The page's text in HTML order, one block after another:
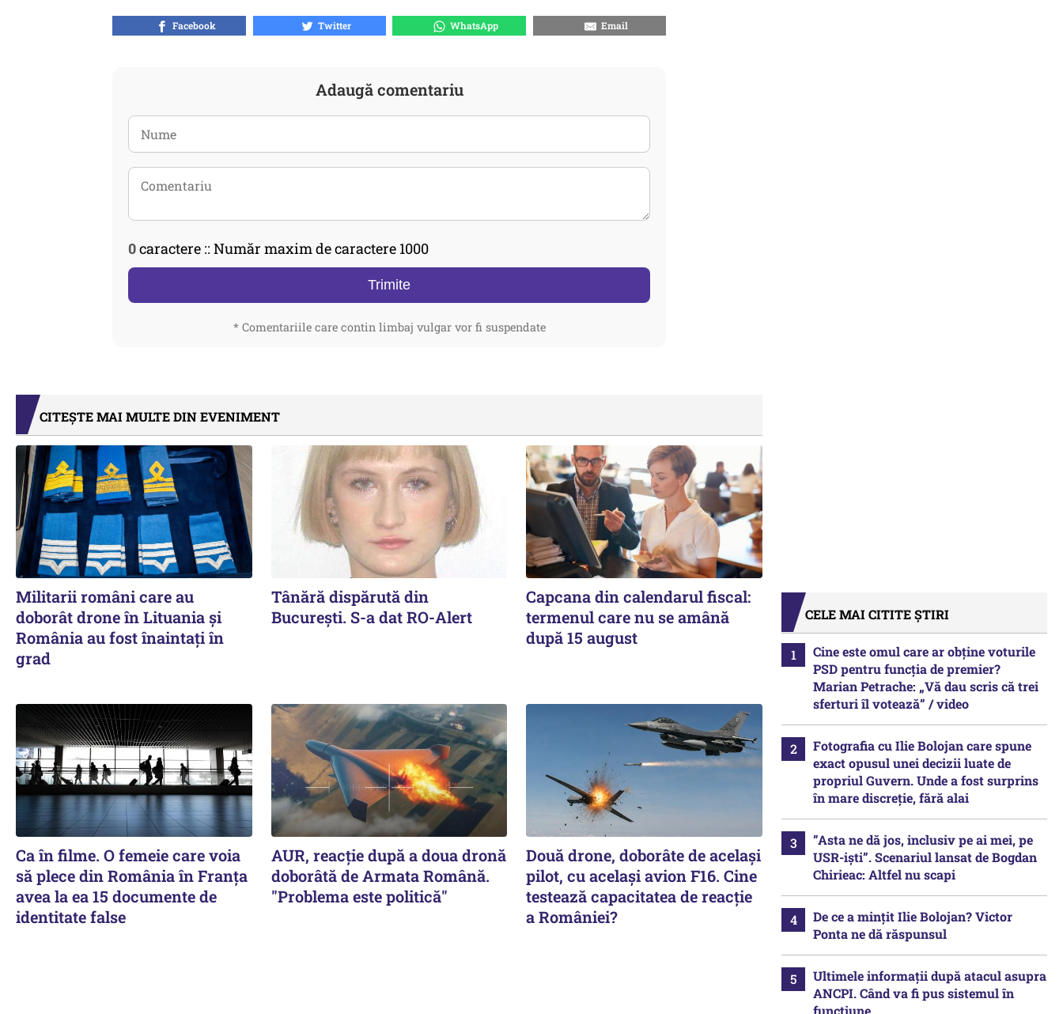
Facebook Twitter WhatsApp Email
Adaugă comentariu
0caractere :: Număr maxim de caractere 1000
Trimite
* Comentariile care contin limbaj vulgar vor fi suspendate
CITEȘTE MAI MULTE DIN EVENIMENT
Militarii români care au
doborât drone în Lituania şi
România au fost înaintaţi în
grad
Tânără dispărută din
Bucureşti. S-a dat RO-Alert
Capcana din calendarul fiscal:
termenul care nu se amână
după 15 august
Ca în filme. O femeie care voia
să plece din România în Franţa
avea la ea 15 documente de
identitate false
AUR, reacţie după a doua dronă
doborâtă de Armata Română.
"Problema este politică"
Două drone, doborâte de acelaşi
pilot, cu acelaşi avion F16. Cine
testează capacitatea de reacţie
a României?
CELE MAI CITITE ȘTIRI
Cine este omul care ar obține voturile
PSD pentru funcția de premier?
Marian Petrache: „Vă dau scris că trei
sferturi îl votează” / video
Fotografia cu Ilie Bolojan care spune
exact opusul unei decizii luate de
propriul Guvern. Unde a fost surprins
în mare discreție, fără alai
”Asta ne dă jos, inclusiv pe ai mei, pe
USR-iști”. Scenariul lansat de Bogdan
Chirieac: Altfel nu scapi
De ce a mințit Ilie Bolojan? Victor
Ponta ne dă răspunsul
Ultimele informații după atacul asupra
ANCPI. Când va fi pus sistemul în
funcțiune